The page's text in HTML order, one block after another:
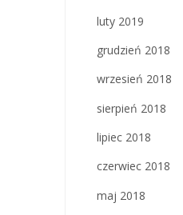
luty 2019
grudzień 2018
wrzesień 2018
sierpień 2018
lipiec 2018
czerwiec 2018
maj 2018